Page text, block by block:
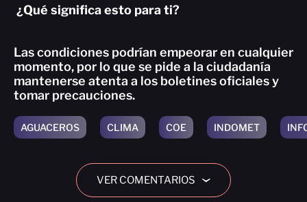
¿Qué significa esto para ti?
Las condiciones podrían empeorar en cualquier
momento, por lo que se pide a la ciudadanía
mantenerse atenta a los boletines oficiales y
tomar precauciones.
AGUACEROS CLIMA COE INDOMET
VER COMENTARIOS ›